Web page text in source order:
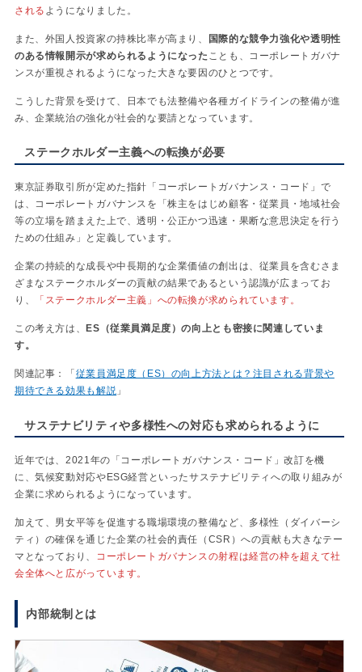
される ようになりました。
また、外国人投資家の持株比率が高まり、 国際的な競争力強化や透明性
のある情報開示が求められるようになった ことも、コーポレートガバナ
ンスが重視されるようになった大きな要因のひとつです。
こうした背景を受けて、日本でも法整備や各種ガイドラインの整備が進
み、企業統治の強化が社会的な要請となっています。
ステークホルダー主義への転換が必要
東京証券取引所が定めた指針「コーポレートガバナンス・コード」で
は、コーポレートガバナンスを「株主をはじめ顧客・従業員・地域社会
等の立場を踏まえた上で、透明・公正かつ迅速・果断な意思決定を行う
ための仕組み」と定義しています。
企業の持続的な成長や中長期的な企業価値の創出は、従業員を含むさま
ざまなステークホルダーの貢献の結果であるという認識が広まってお
り、
「ステークホルダー主義」への転換が求められています。
この考え方は、
ES（従業員満足度）の向上とも密接に関連していま
す。
関連記事：「 従業員満足度（ES）の向上方法とは？注目される背景や
期待できる効果も解説 」
サステナビリティや多様性への対応も求められるように
近年では、2021年の「コーポレートガバナンス・コード」改訂を機
に、気候変動対応やESG経営といったサステナビリティへの取り組みが
企業に求められるようになっています。
加えて、男女平等を促進する職場環境の整備など、多様性（ダイバーシ
ティ）の確保を通じた企業の社会的責任（CSR）への貢献も大きなテー
マとなっており、 コーポレートガバナンスの射程は経営の枠を超えて社
会全体へと広がっています。
内部統制とは